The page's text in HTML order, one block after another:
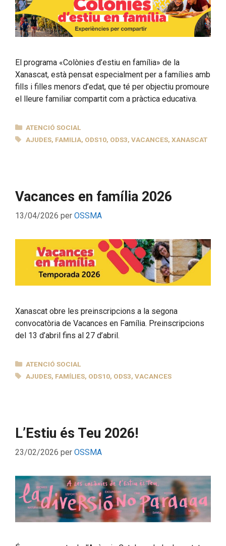
El programa «Colònies d’estiu en família» de la
Xanascat, està pensat especialment per a famílies amb
fills i filles menors d’edat, que té per objectiu promoure
el lleure familiar compartit com a pràctica educativa.
CATEGORIES
ATENCIÓ SOCIAL
ETIQUETES
AJUDES, FAMILIA, ODS10, ODS3,VACANCES,XANASCAT
Vacances en família 2026
13/04/2026 per OSSMA
Xanascat obre les preinscripcions a la segona
convocatòria de Vacances en Família. Preinscripcions
del 13 d’abril fins al 27 d’abril.
CATEGORIES
ATENCIÓ SOCIAL
ETIQUETES
AJUDES, FAMÍLIES, ODS10, ODS3,VACANCES
L’Estiu és Teu 2026!
23/02/2026 per OSSMA